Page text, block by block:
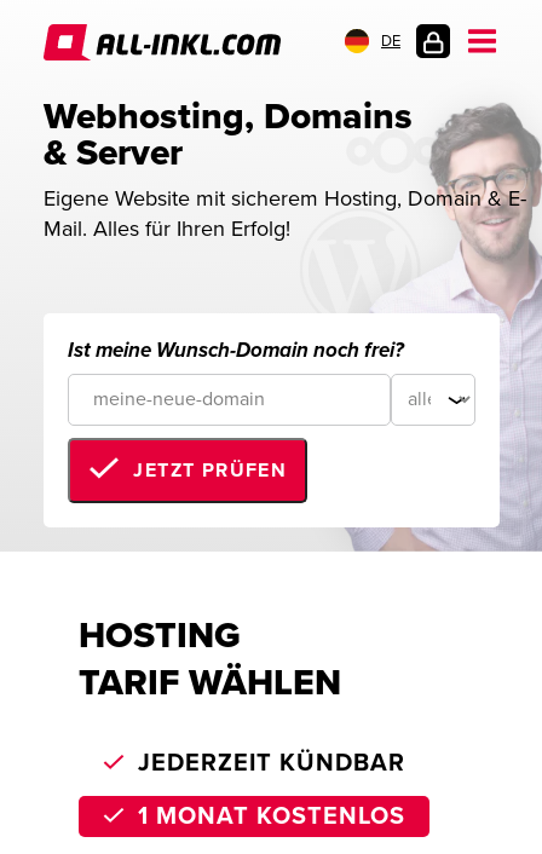
DE
Webhosting, Domains
& Server
Eigene Website mit sicherem Hosting, Domain & E-
Mail. Alles für Ihren Erfolg!
Ist meine Wunsch-Domain noch frei?
JETZT PRÜFEN
HOSTING
TARIF WÄHLEN
JEDERZEIT KÜNDBAR
1 MONAT KOSTENLOS